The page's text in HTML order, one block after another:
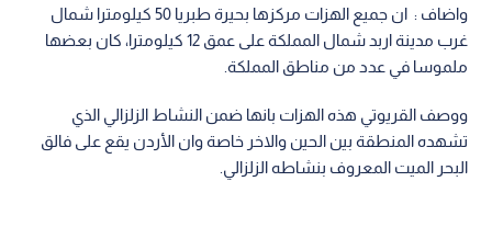
واضاف : ان جميع الهزات مركزها بحيرة طبريا 50 كيلومترا شمال
غرب مدينة اربد شمال المملكة على عمق 12 كيلومترا، كان بعضها
ملموسا في عدد من مناطق المملكة.
ووصف القريوتي هذه الهزات بانها ضمن النشاط الزلزالي الذي
تشهده المنطقة بين الحين والاخر خاصة وان الأردن يقع على فالق
البحر الميت المعروف بنشاطه الزلزالي.